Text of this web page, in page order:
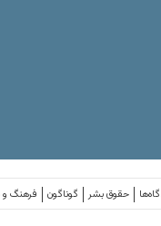
فرهنگ و گوناگون حقوق بشر